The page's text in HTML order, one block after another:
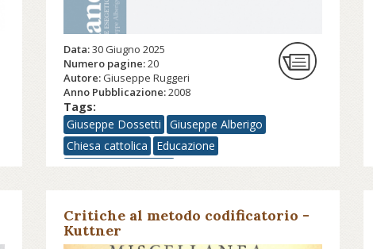
Data:30 Giugno 2025
Numero pagine:20
Autore: Giuseppe Ruggeri
Anno Pubblicazione:2008
Tags:
Giuseppe Dossetti
Giuseppe Alberigo
Chiesa cattolica
Educazione
Educazione religiosa
Critiche al metodo codificatorio -
Kuttner